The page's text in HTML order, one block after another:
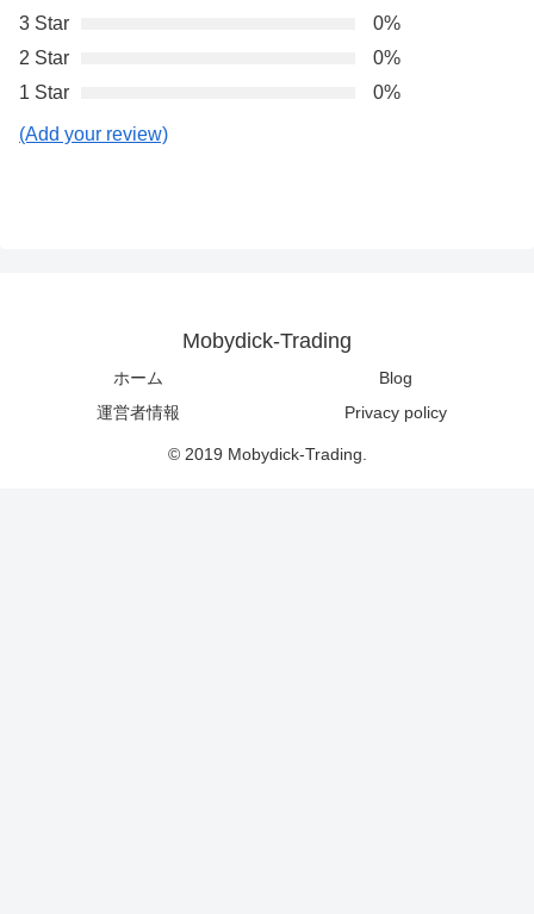
3 Star
0%
2 Star
0%
1 Star
0%
(Add your review)
Mobydick-Trading
ホーム
Blog
運営者情報
Privacy policy
© 2019 Mobydick-Trading.